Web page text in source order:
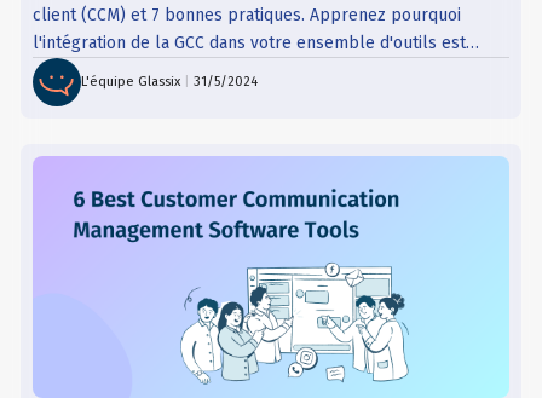
client (CCM) et 7 bonnes pratiques. Apprenez pourquoi
l'intégration de la GCC dans votre ensemble d'outils est
cruciale pour la réussite.
L'équipe Glassix |31/5/2024